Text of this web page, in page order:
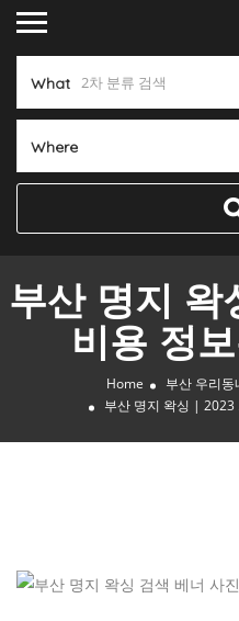
What
Where
부산 명지
비용 정
Home 부산 우리
부산 명지 왁싱 |